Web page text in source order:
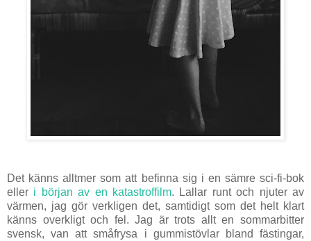
Det känns alltmer som att befinna sig i en sämre sci-fi-bok
eller i början av en katastroffilm. Lallar runt och njuter av
värmen, jag gör verkligen det, samtidigt som det helt klart
känns overkligt och fel. Jag är trots allt en sommarbitter
svensk, van att småfrysa i gummistövlar bland fästingar,